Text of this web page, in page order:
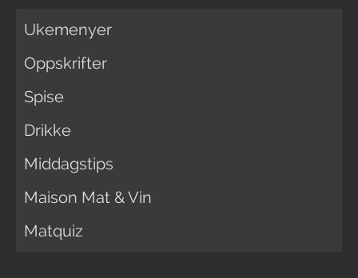
Ukemenyer
Oppskrifter
Spise
Drikke
Middagstips
Maison Mat & Vin
Matquiz